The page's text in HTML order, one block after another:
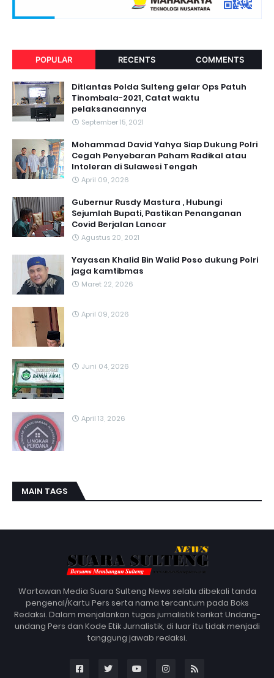
POPULAR RECENTS COMMENTS
Ditlantas Polda Sulteng gelar Ops Patuh
Tinombala-2021, Catat waktu
pelaksanaannya
September 15, 2021
Mohammad David Yahya Siap Dukung Polri
Cegah Penyebaran Paham Radikal atau
Intoleran di Sulawesi Tengah
April 09, 2026
Gubernur Rusdy Mastura , Hubungi
Sejumlah Bupati, Pastikan Penanganan
Covid Berjalan Lancar
Agustus 20, 2021
Yayasan Khalid Bin Walid Poso dukung Polri
jaga kamtibmas
Maret 22, 2026
April 09, 2026
Juni 04, 2026
April 13, 2026
MAIN TAGS
Wartawan Media Suara Sulteng News selalu dibekali tanda
pengenal/Kartu Pers serta nama tercantum pada Boks
Redaksi. Dalam menjalankan tugas jurnalistik terikat Undang-
undang Pers dan Kode Etik Jurnalistik, di luar itu tidak menjadi
tanggung jawab redaksi.